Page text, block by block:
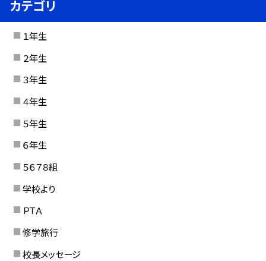
カテゴリ
１年生
２年生
３年生
４年生
５年生
６年生
５６７８組
学校より
ＰＴＡ
修学旅行
校長メッセージ